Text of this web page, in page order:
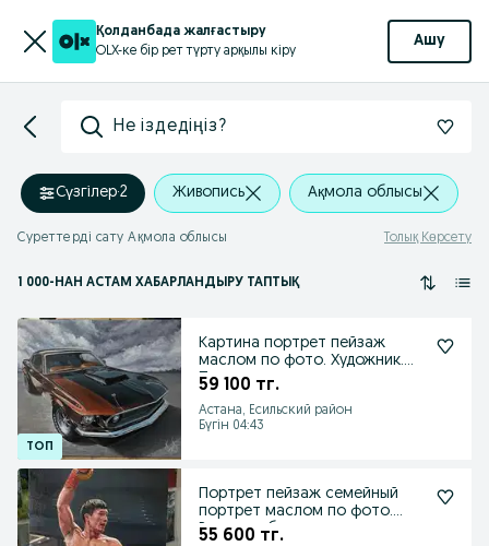
Қолданбада жалғастыру
OLX-ке бір рет түрту арқылы кіру
Ашу
Не іздедіңіз?
Сүзгілер·2 Живопись Ақмола облысы
Суреттерді сату Ақмола облысы Толық Көрсету
1 000-НАН АСТАМ ХАБАРЛАНДЫРУ ТАПТЫҚ
Картина портрет пейзаж
маслом по фото. Художник.
Подарок на заказ
59 100 тг.
Астана, Есильский район
Бүгін 04:43
Портрет пейзаж семейный
портрет маслом по фото.
Ручная работа
55 600 тг.